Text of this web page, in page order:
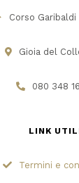
Corso
Gioia del
080 348
LINK
Termini e